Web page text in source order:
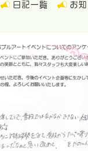
日記一覧 お